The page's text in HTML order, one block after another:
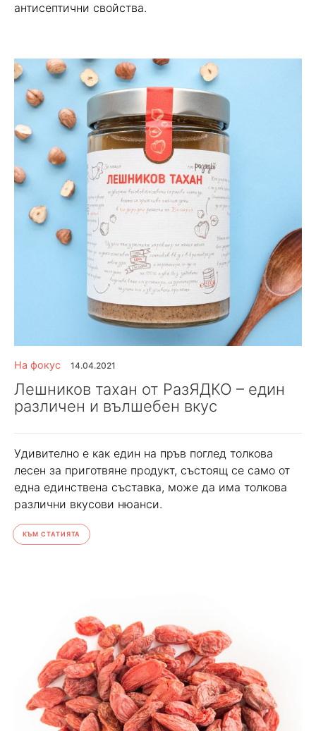
антисептични свойства.
На фокус 14.04.2021
Лешников тахан от РазЯДКО – един
различен и вълшебен вкус
Удивително е как един на пръв поглед толкова
лесен за приготвяне продукт, състоящ се само от
една единствена съставка, може да има толкова
различни вкусови нюанси.
КЪМ СТАТИЯТА